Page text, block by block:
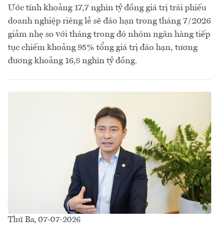
Ước tính khoảng 17,7 nghìn tỷ đồng giá trị trái phiếu
doanh nghiệp riêng lẻ sẽ đáo hạn trong tháng 7/2026
giảm nhẹ so với tháng trong đó nhóm ngân hàng tiếp
tục chiếm khoảng 95% tổng giá trị đáo hạn, tương
đương khoảng 16,8 nghìn tỷ đồng.
Thứ Ba, 07-07-2026